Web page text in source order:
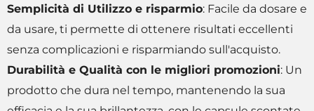
Semplicità di Utilizzo e risparmio: Facile da dosare e
da usare, ti permette di ottenere risultati eccellenti
senza complicazioni e risparmiando sull'acquisto.
Durabilità e Qualità con le migliori promozioni: Un
prodotto che dura nel tempo, mantenendo la sua